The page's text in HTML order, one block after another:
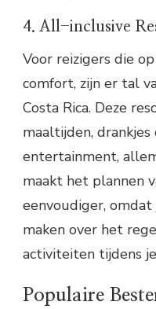
4. All-inclusive
Voor reizigers die
comfort, zijn er tal
Costa Rica. Deze
maaltijden,
entertainment,
maakt het plannen
eenvoudiger,
maken over het
activiteiten tijdens
Populaire